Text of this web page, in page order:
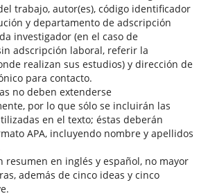
trabajo, autor(es), código identificador
y departamento de adscripción
investigador (en el caso de
adscripción laboral, referir la
realizan sus estudios) y dirección de
para contacto.
no deben extenderse
por lo que sólo se incluirán las
en el texto; éstas deberán
APA, incluyendo nombre y apellidos
resumen en inglés y español, no mayor
además de cinco ideas y cinco